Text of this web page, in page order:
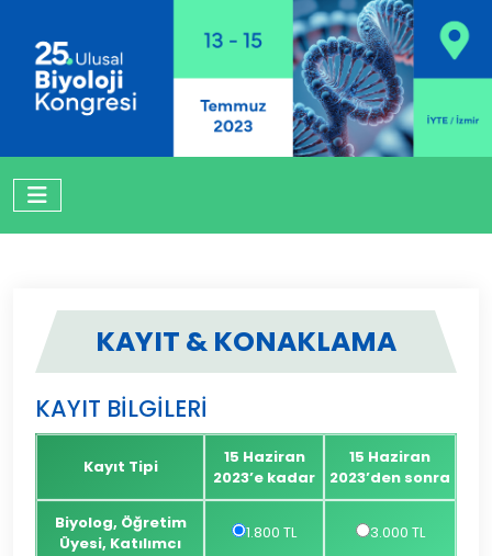
KAYIT & KONAKLAMA
KAYIT BİLGİLERİ
Kayıt Tipi
15 Haziran
2023’e kadar
15 Haziran
2023’den sonra
Biyolog, Öğretim
Üyesi, Katılımcı
1.800 TL 3.000 TL